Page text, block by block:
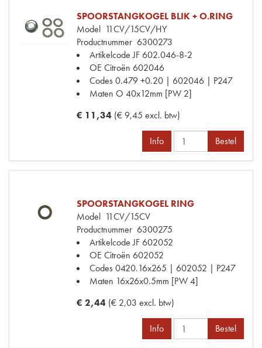
SPOORSTANGKOGEL BLIK + O.RING
Model 11CV/15CV/HY
Productnummer 6300273
Artikelcode JF 602.046-8-2
OE Citroën 602046
Codes0.479 +0.20 | 602046 | P247
Maten O 40x12mm [PW 2]
€ 11,34 (€ 9,45 excl. btw)
Info Bestel
SPOORSTANGKOGEL RING
Model 11CV/15CV
Productnummer 6300275
Artikelcode JF 602052
OE Citroën 602052
Codes0420.16x265 | 602052 | P247
Maten 16x26x0.5mm [PW 4]
€ 2,44 (€ 2,03 excl. btw)
Info Bestel